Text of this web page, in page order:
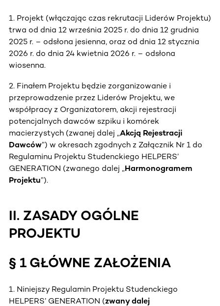
1. Projekt (włączając czas rekrutacji Liderów Projektu)
trwa od dnia 12 września 2025 r. do dnia 12 grudnia
2025 r. – odsłona jesienna, oraz od dnia 12 stycznia
2026 r. do dnia 24 kwietnia 2026 r. – odsłona
wiosenna.
2. Finałem Projektu będzie zorganizowanie i
przeprowadzenie przez Liderów Projektu, we
współpracy z Organizatorem, akcji rejestracji
potencjalnych dawców szpiku i komórek
macierzystych (zwanej dalej „Akcją Rejestracji
Dawców”) w okresach zgodnych z Załącznik Nr 1 do
Regulaminu Projektu Studenckiego HELPERS’
GENERATION (zwanego dalej „Harmonogramem
Projektu”).
II. ZASADY OGÓLNE
PROJEKTU
§ 1 GŁÓWNE ZAŁOŻENIA
1. Niniejszy Regulamin Projektu Studenckiego
HELPERS’ GENERATION (zwany dalej